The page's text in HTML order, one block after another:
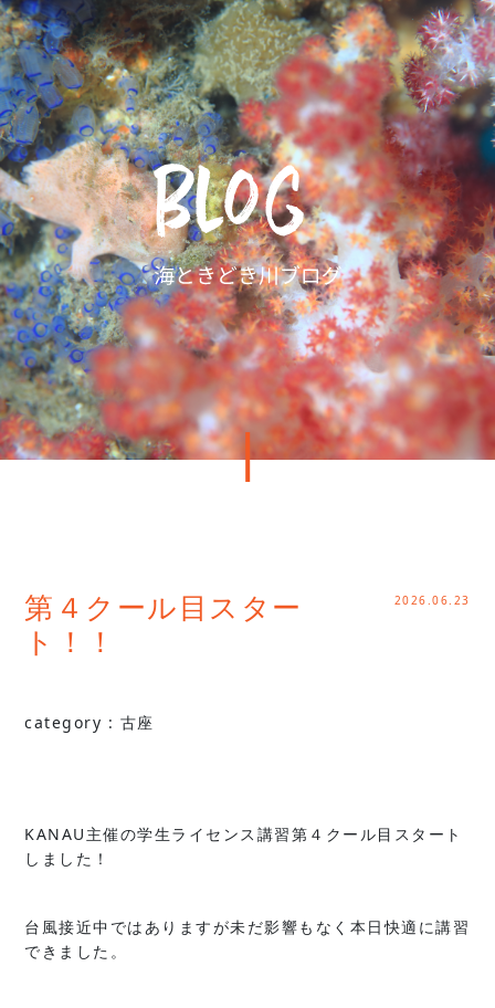
第４クール目スター
ト！！
2026.06.23
category : 古座
KANAU主催の学生ライセンス講習第４クール目スタート
しました！
台風接近中ではありますが未だ影響もなく本日快適に講習
できました。